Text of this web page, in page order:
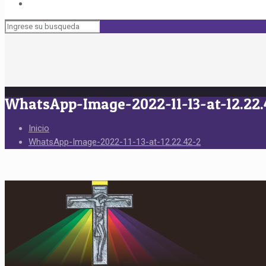
WhatsApp-Image-2022-11-13-at-
Inicio
WhatsApp-Image-2022-11-13-at-12.22.42-2